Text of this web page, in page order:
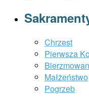
Chrzest
Pierwsza
Małżeństwo
Pogrzeb